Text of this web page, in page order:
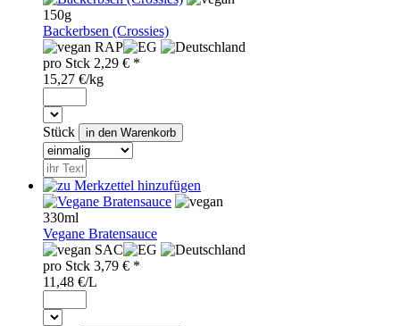
150g
Backerbsen (Crossies)
RAP
pro Stck 2,29 € *
15,27 €/kg
Stück
330ml
Vegane Bratensauce
SAC
pro Stck 3,79 € *
11,48 €/L